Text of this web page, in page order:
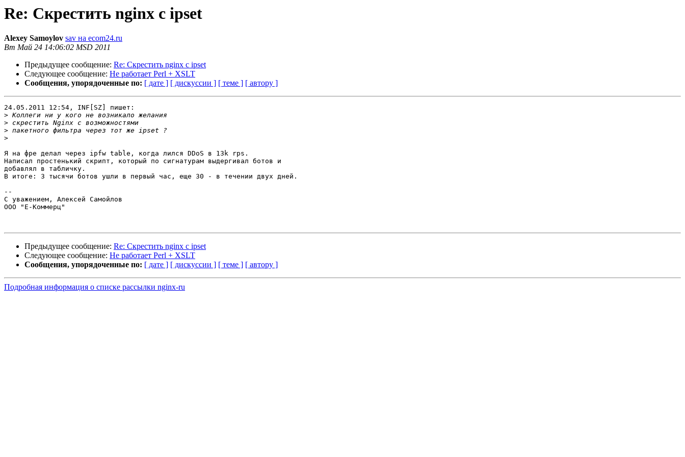
Re: Скрестить nginx с ipset
Alexey Samoylov sav на ecom24.ru
Вт Май 24 14:06:02 MSD 2011
Предыдущее сообщение: Re: Скрестить nginx с ipset
Следующее сообщение: Не работает Perl + XSLT
Сообщения, упорядоченные по: [ дате ] [ дискуссии ] [ теме ] [ автору ]
24.05.2011 12:54, INF[SZ] пишет:
>
>
>
>
Я на фре делал через ipfw table, когда лился DDoS в 13k rps.
Написал простенький скрипт, который по сигнатурам выдергивал ботов и
добавлял в табличку.
В итоге: 3 тысячи ботов ушли в первый час, еще 30 - в течении двух дней.
--
С уважением, Алексей Самойлов
ООО "Е-Коммерц"
Предыдущее сообщение: Re: Скрестить nginx с ipset
Следующее сообщение: Не работает Perl + XSLT
Сообщения, упорядоченные по: [ дате ] [ дискуссии ] [ теме ] [ автору ]
Подробная информация о списке рассылки nginx-ru